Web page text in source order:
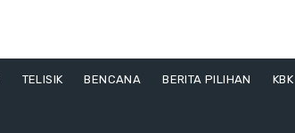
TELISIK BENCANA BERITA PILIHAN